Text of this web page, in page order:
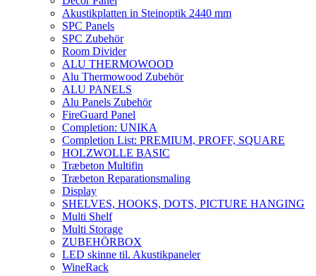
Akustikplatten in Steinoptik 2440 mm
SPC Panels
SPC Zubehör
Room Divider
ALU THERMOWOOD
Alu Thermowood Zubehör
ALU PANELS
Alu Panels Zubehör
FireGuard Panel
Completion: UNIKA
Completion List: PREMIUM, PROFF, SQUARE
HOLZWOLLE BASIC
Træbeton Multifin
Træbeton Reparationsmaling
Display
SHELVES, HOOKS, DOTS, PICTURE HANGING
Multi Shelf
Multi Storage
ZUBEHÖRBOX
LED skinne til. Akustikpaneler
WineRack